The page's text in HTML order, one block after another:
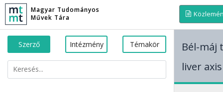
Magyar Tudományos
Művek Tára
Szerző Intézmény Témakör
Bél-máj
liver